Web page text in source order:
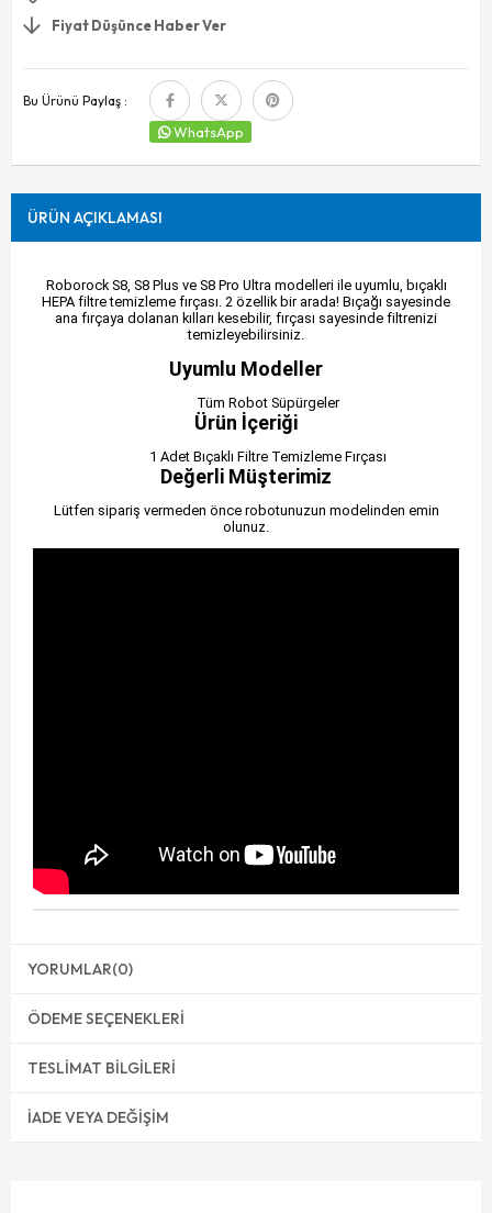
Fiyat Düşünce Haber Ver
Bu Ürünü Paylaş :
WhatsApp
ÜRÜN AÇIKLAMASI
Roborock S8, S8 Plus ve S8 Pro Ultra modelleri ile uyumlu, bıçaklı
HEPA filtre temizleme fırçası. 2 özellik bir arada! Bıçağı sayesinde
ana fırçaya dolanan kılları kesebilir, fırçası sayesinde filtrenizi
temizleyebilirsiniz.
Uyumlu Modeller
Tüm Robot Süpürgeler
Ürün İçeriği
1 Adet Bıçaklı Filtre Temizleme Fırçası
Değerli Müşterimiz
Lütfen sipariş vermeden önce robotunuzun modelinden emin
olunuz.
YORUMLAR(0)
ÖDEME SEÇENEKLERI
TESLIMAT BILGILERI
İADE VEYA DEĞIŞIM